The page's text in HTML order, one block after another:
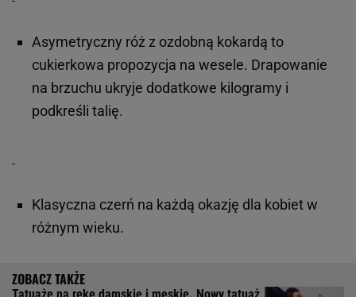
Asymetryczny róż z ozdobną kokardą to
cukierkowa propozycja na wesele. Drapowanie
na brzuchu ukryje dodatkowe kilogramy i
podkreśli talię.
Klasyczna czerń na każdą okazję dla kobiet w
różnym wieku.